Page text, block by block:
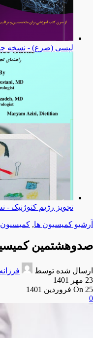
لپسی (صرع) - نسخه
تجویز رژیم کتوژنیک -
آرشیو کمیسیون ها, کمیسیون
صدوهشتمین
ارسال شده توسط
23 مهر 1401
On 25 فروردین 1401
0